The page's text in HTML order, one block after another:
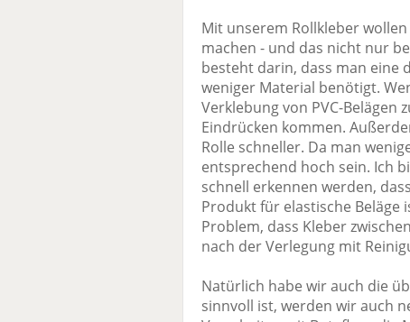
Mit unserem Rollkleber
machen - und das nicht nur
besteht darin, dass man eine
weniger Material benötigt.
Verklebung von PVC-Belägen
Eindrücken kommen.
Rolle schneller. Da man
entsprechend hoch sein. Ich
schnell erkennen werden,
Produkt für elastische Beläge
Problem, dass Kleber
nach der Verlegung mit
Natürlich habe wir auch die
sinnvoll ist, werden wir auch